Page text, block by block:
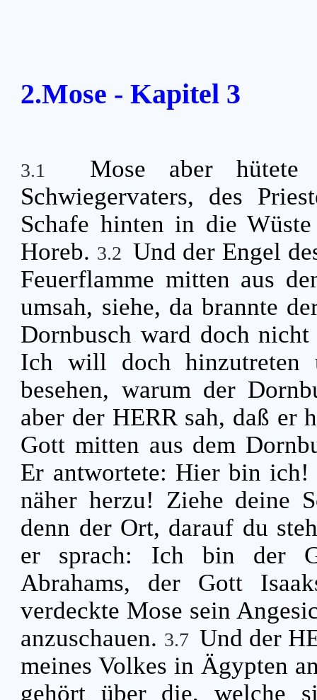
2.Mose - Kapitel 3
3.1
Mose aber hütete
Schwiegervaters, des
Schafe hinten in die
Horeb. 3.2 Und der Engel
Feuerflamme mitten aus
umsah, siehe, da brannte
Dornbusch ward doch
Ich will doch hinzutreten
besehen, warum der
aber der HERR sah, daß er
Gott mitten aus dem
Er antwortete: Hier bin
näher herzu! Ziehe deine
denn der Ort, darauf du
er sprach: Ich bin der
Abrahams, der Gott
verdeckte Mose sein
anzuschauen. 3.7 Und der
meines Volkes in Ägypten
gehört über die, welche